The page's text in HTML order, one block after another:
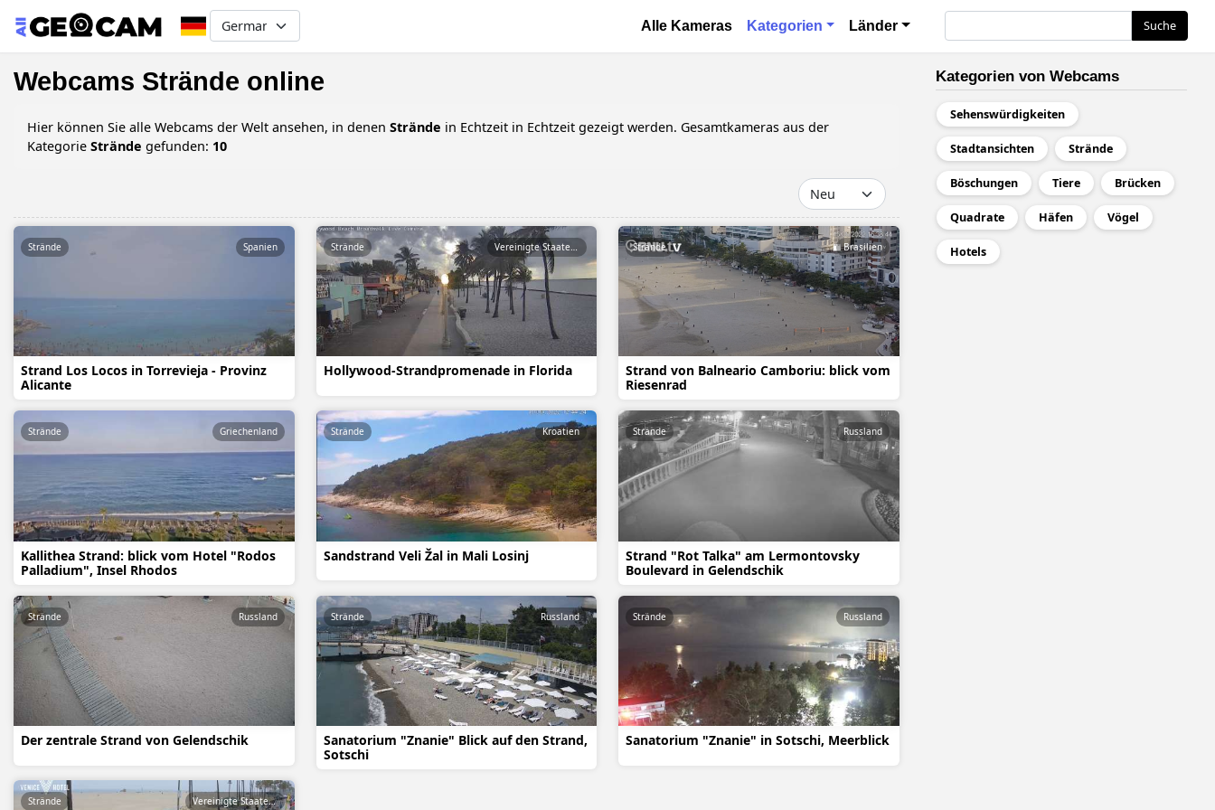
Select your language Основная навигация
Alle Kameras Kategorien Länder Suche
Webcams Strände online
Hier können Sie alle Webcams der Welt ansehen, in denen Strände in Echtzeit in Echtzeit gezeigt werden. Gesamtkameras aus der
Kategorie Strände gefunden: 10
Strand Los Locos in Torrevieja - Provinz
Alicante
Strände Spanien
Hollywood-Strandpromenade in Florida
Strände Vereinigte Staaten von Amerika
Strand von Balneario Camboriu: blick vom
Riesenrad
Strände Brasilien
Kallithea Strand: blick vom Hotel "Rodos
Palladium", Insel Rhodos
Strände Griechenland
Sandstrand Veli Žal in Mali Losinj
Strände Kroatien
Strand "Rot Talka" am Lermontovsky
Boulevard in Gelendschik
Strände Russland
Der zentrale Strand von Gelendschik
Strände Russland
Sanatorium "Znanie" Blick auf den Strand,
Sotschi
Strände Russland
Sanatorium "Znanie" in Sotschi, Meerblick
Strände Russland
Strände Vereinigte Staaten von Amerika
Kategorien von Webcams
Sehenswürdigkeiten
Stadtansichten Strände
Böschungen Tiere Brücken
Quadrate Häfen Vögel
Hotels